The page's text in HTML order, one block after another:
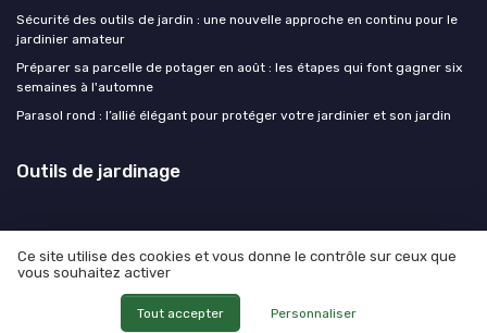
Sécurité des outils de jardin : une nouvelle approche en continu pour le
jardinier amateur
Préparer sa parcelle de potager en août : les étapes qui font gagner six
semaines à l'automne
Parasol rond : l’allié élégant pour protéger votre jardinier et son jardin
Outils de jardinage
Mentions légales
© Outils de jardinage 2026
Ce site utilise des cookies et vous donne le contrôle sur ceux que
vous souhaitez activer
Tout accepter Personnaliser